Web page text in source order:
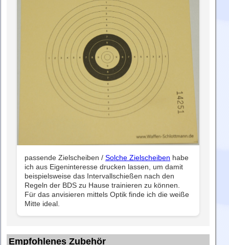
passende Zielscheiben / Solche Zielscheiben habe
ich aus Eigeninteresse drucken lassen, um damit
beispielsweise das Intervallschießen nach den
Regeln der BDS zu Hause trainieren zu können.
Für das anvisieren mittels Optik finde ich die weiße
Mitte ideal.
Empfohlenes Zubehör